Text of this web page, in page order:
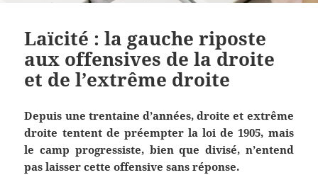
Laïcité : la gauche riposte
aux offensives de la droite
et de l’extrême droite
Depuis une trentaine d’années, droite et extrême
droite tentent de préempter la loi de 1905, mais
le camp progressiste, bien que divisé, n’entend
pas laisser cette offensive sans réponse.